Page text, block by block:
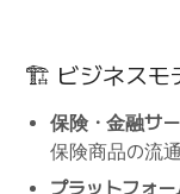
🏗️ ビジネスモ
保険・金融サー
保険商品の流
プラットフォー